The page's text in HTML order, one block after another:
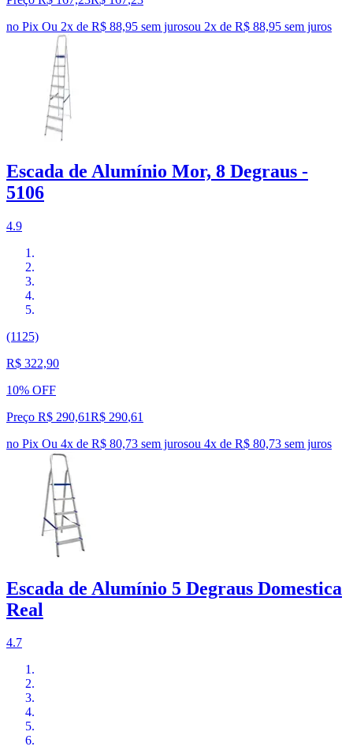
no Pix Ou 2x de R$ 88,95 sem jurosou 2x de R$ 88,95 sem juros
Escada de Alumínio Mor, 8 Degraus -
5106
4.9
(1125)
R$ 322,90
10% OFF
Preço R$ 290,61R$ 290,61
no Pix Ou 4x de R$ 80,73 sem jurosou 4x de R$ 80,73 sem juros
Escada de Alumínio 5 Degraus Domestica
Real
4.7